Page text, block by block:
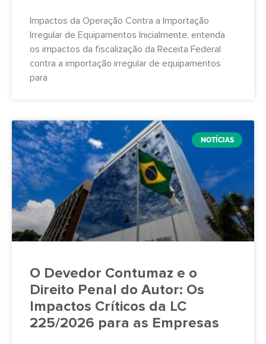
Impactos da Operação Contra a Importação
Irregular de Equipamentos Inicialmente, entenda
os impactos da fiscalização da Receita Federal
contra a importação irregular de equipamentos
para
NOTÍCIAS
O Devedor Contumaz e o
Direito Penal do Autor: Os
Impactos Críticos da LC
225/2026 para as Empresas